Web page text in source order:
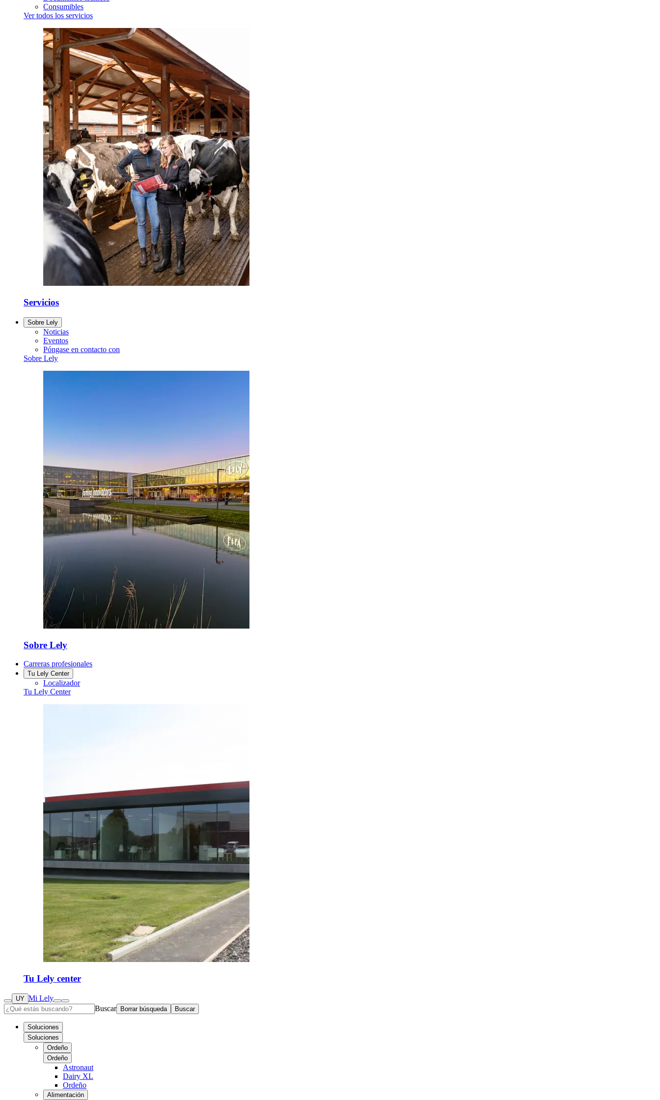
Consumibles
Ver todos los servicios
Servicios
Sobre Lely
Noticias
Eventos
Póngase en contacto con
Sobre Lely
Sobre Lely
Carreras profesionales
Tu Lely Center
Localizador
Tu Lely Center
Tu Lely center
UY Mi Lely
Buscar
Borrar búsqueda Buscar
Soluciones
Soluciones
Ordeño
Ordeño
Astronaut
Dairy XL
Ordeño
Alimentación